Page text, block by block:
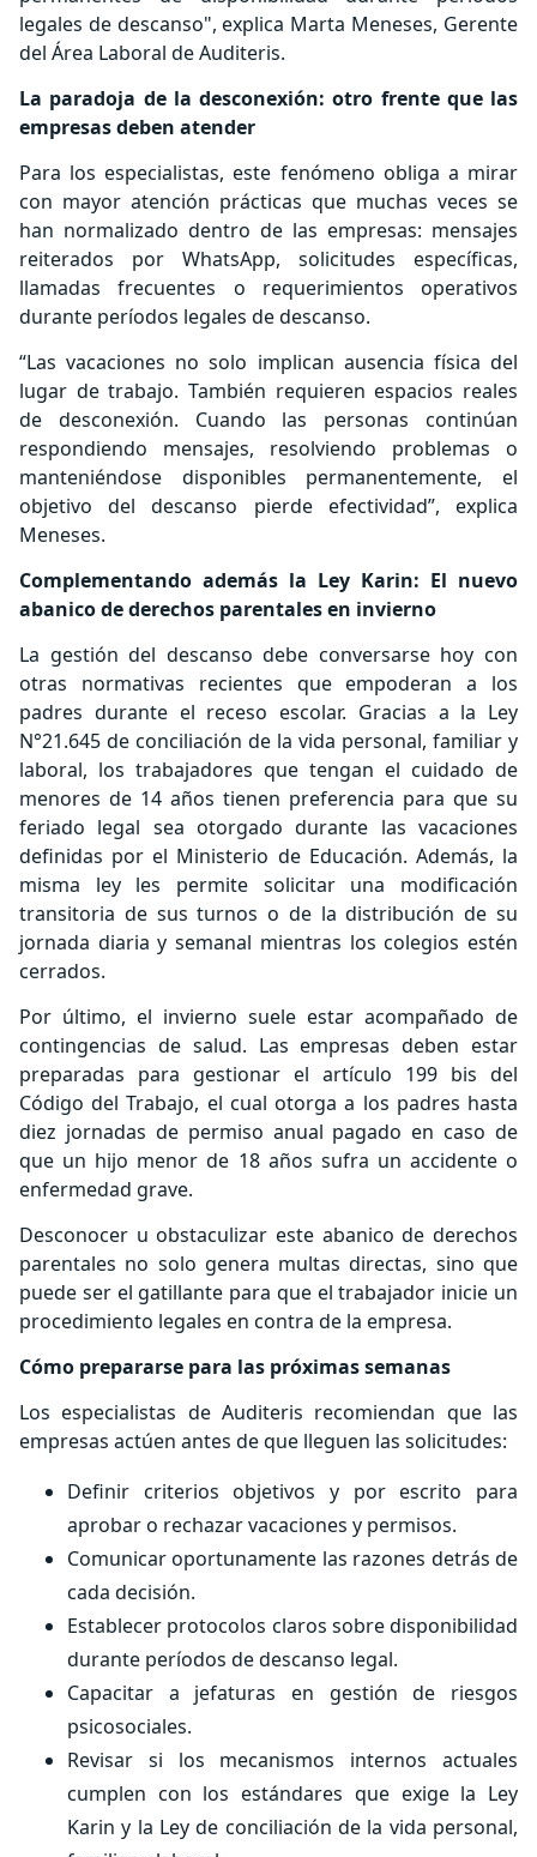
legales de descanso", explica Marta Meneses, Gerente
del Área Laboral de Auditeris.
La paradoja de la desconexión: otro frente que las
empresas deben atender
Para los especialistas, este fenómeno obliga a mirar
con mayor atención prácticas que muchas veces se
han normalizado dentro de las empresas: mensajes
reiterados por WhatsApp, solicitudes específicas,
llamadas frecuentes o requerimientos operativos
durante períodos legales de descanso.
“Las vacaciones no solo implican ausencia física del
lugar de trabajo. También requieren espacios reales
de desconexión. Cuando las personas continúan
respondiendo mensajes, resolviendo problemas o
manteniéndose disponibles permanentemente, el
objetivo del descanso pierde efectividad”, explica
Meneses.
Complementando además la Ley Karin: El nuevo
abanico de derechos parentales en invierno
La gestión del descanso debe conversarse hoy con
otras normativas recientes que empoderan a los
padres durante el receso escolar. Gracias a la Ley
N°21.645 de conciliación de la vida personal, familiar y
laboral, los trabajadores que tengan el cuidado de
menores de 14 años tienen preferencia para que su
feriado legal sea otorgado durante las vacaciones
definidas por el Ministerio de Educación. Además, la
misma ley les permite solicitar una modificación
transitoria de sus turnos o de la distribución de su
jornada diaria y semanal mientras los colegios estén
cerrados.
Por último, el invierno suele estar acompañado de
contingencias de salud. Las empresas deben estar
preparadas para gestionar el artículo 199 bis del
Código del Trabajo, el cual otorga a los padres hasta
diez jornadas de permiso anual pagado en caso de
que un hijo menor de 18 años sufra un accidente o
enfermedad grave.
Desconocer u obstaculizar este abanico de derechos
parentales no solo genera multas directas, sino que
puede ser el gatillante para que el trabajador inicie un
procedimiento legales en contra de la empresa.
Cómo prepararse para las próximas semanas
Los especialistas de Auditeris recomiendan que las
empresas actúen antes de que lleguen las solicitudes:
Definir criterios objetivos y por escrito para
aprobar o rechazar vacaciones y permisos.
Comunicar oportunamente las razones detrás de
cada decisión.
Establecer protocolos claros sobre disponibilidad
durante períodos de descanso legal.
Capacitar a jefaturas en gestión de riesgos
psicosociales.
Revisar si los mecanismos internos actuales
cumplen con los estándares que exige la Ley
Karin y la Ley de conciliación de la vida personal,